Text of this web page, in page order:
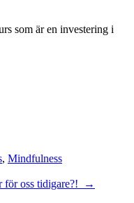
som är en investering i
, Mindfulness
för oss tidigare?!
→